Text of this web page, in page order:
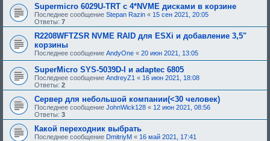
Supermicro 6029U-TRT c 4*NVME дисками в корзине
Последнее сообщение Stepan Razin « 15 сен 2021, 20:05
Ответы: 7
R2208WFTZSR NVME RAID для ESXi и добавление 3,5"
корзины
Последнее сообщение AndyOne « 20 июн 2021, 13:05
SuperMicro SYS-5039D-I и adaptec 6805
Последнее сообщение AndreyZ1 « 16 июн 2021, 18:08
Ответы: 2
Сервер для небольшой компании(<30 человек)
Последнее сообщение JohnWick128 « 12 июн 2021, 08:56
Ответы: 3
Какой переходник выбрать
Последнее сообщение DmitriyM « 16 май 2021, 17:41